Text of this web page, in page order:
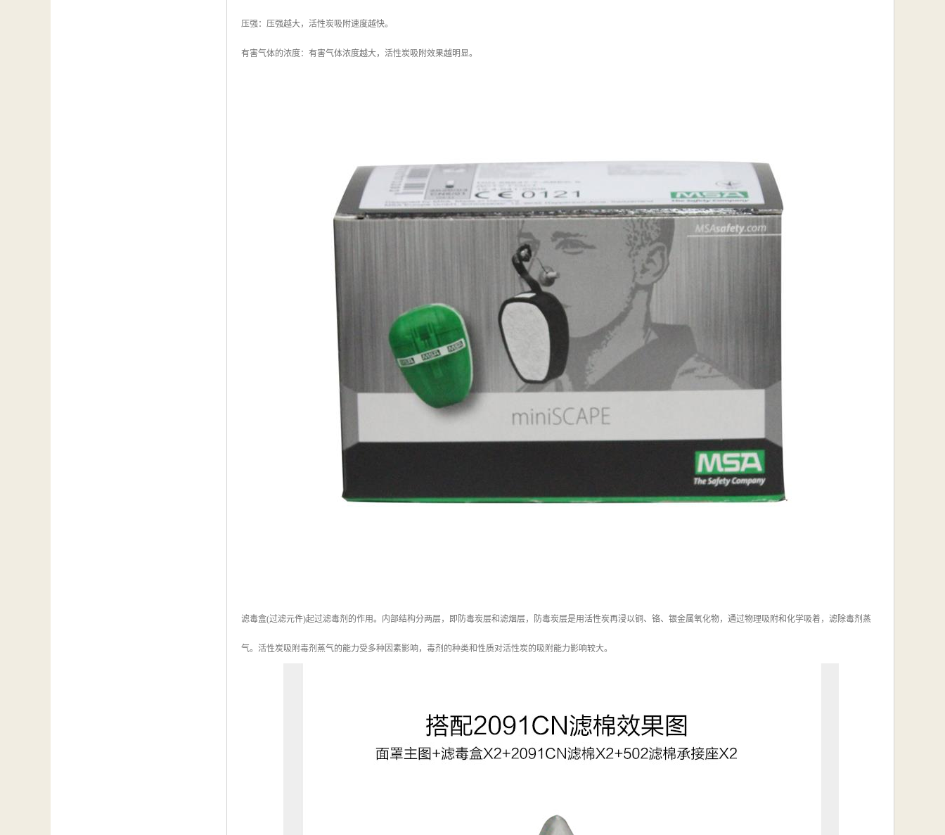
压强：压强越大，活性炭吸附速度越快。
有害气体的浓度：有害气体浓度越大，活性炭吸附效果越明显。
滤毒盒(过滤元件)起过滤毒剂的作用。内部结构分两层，即防毒炭层和滤烟层，防毒炭层是用活性炭再浸以铜、铬、银金属氧化物，通过物理吸附和化学吸着，滤除毒剂蒸
气。活性炭吸附毒剂蒸气的能力受多种因素影响，毒剂的种类和性质对活性炭的吸附能力影响较大。